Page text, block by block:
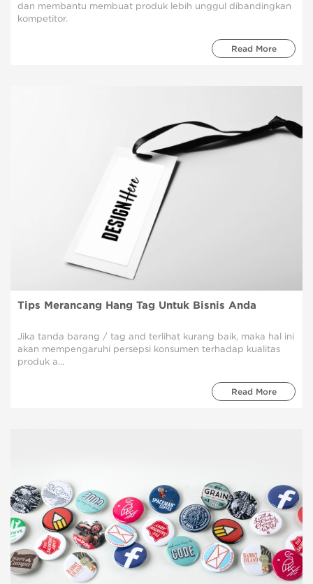
dan membantu membuat produk lebih unggul dibandingkan
kompetitor.
Read More
Tips Merancang Hang Tag Untuk Bisnis Anda
Jika tanda barang / tag and terlihat kurang baik, maka hal ini
akan mempengaruhi persepsi konsumen terhadap kualitas
produk a...
Read More